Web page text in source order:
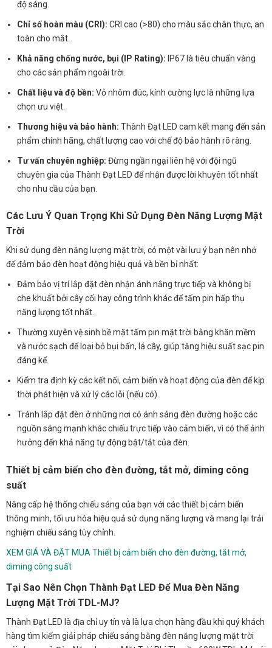
độ sáng.
Chỉ số hoàn màu (CRI): CRI cao (>80) cho màu sắc chân thực, an
toàn cho mắt.
Khả năng chống nước, bụi (IP Rating): IP67 là tiêu chuẩn vàng
cho các sản phẩm ngoài trời.
Chất liệu và độ bền: Vỏ nhôm đúc, kính cường lực là những lựa
chọn ưu việt.
Thương hiệu và bảo hành: Thành Đạt LED cam kết mang đến sản
phẩm chính hãng, chất lượng cao với chế độ bảo hành rõ ràng.
Tư vấn chuyên nghiệp: Đừng ngần ngại liên hệ với đội ngũ
chuyên gia của Thành Đạt LED để nhận được lời khuyên tốt nhất
cho nhu cầu của bạn.
Các Lưu Ý Quan Trọng Khi Sử Dụng Đèn Năng Lượng Mặt
Trời
Khi sử dụng đèn năng lượng mặt trời, có một vài lưu ý bạn nên nhớ
để đảm bảo đèn hoạt động hiệu quả và bền bỉ nhất:
Đảm bảo vị trí lắp đặt đèn nhận ánh nắng trực tiếp và không bị
che khuất bởi cây cối hay công trình khác để tấm pin hấp thụ
năng lượng tốt nhất.
Thường xuyên vệ sinh bề mặt tấm pin mặt trời bằng khăn mềm
và nước sạch để loại bỏ bụi bẩn, lá cây, giúp tăng hiệu suất sạc pin
đáng kể.
Kiểm tra định kỳ các kết nối, cảm biến và hoạt động của đèn để kịp
thời phát hiện và xử lý các lỗi (nếu có).
Tránh lắp đặt đèn ở những nơi có ánh sáng đèn đường hoặc các
nguồn sáng mạnh khác chiếu trực tiếp vào cảm biến, vì có thể ảnh
hưởng đến khả năng tự động bật/tắt của đèn.
Thiết bị cảm biến cho đèn đường, tắt mở, diming công
suất
Nâng cấp hệ thống chiếu sáng của bạn với các thiết bị cảm biến
thông minh, tối ưu hóa hiệu quả sử dụng năng lượng và mang lại trải
nghiệm chiếu sáng tùy chỉnh.
XEM GIÁ VÀ ĐẶT MUA Thiết bị cảm biến cho đèn đường, tắt mở,
diming công suất
Tại Sao Nên Chọn Thành Đạt LED Để Mua Đèn Năng
Lượng Mặt Trời TDL-MJ?
Thành Đạt LED là địa chỉ uy tín và là lựa chọn hàng đầu khi quý khách
hàng tìm kiếm giải pháp chiếu sáng bằng đèn năng lượng mặt trời